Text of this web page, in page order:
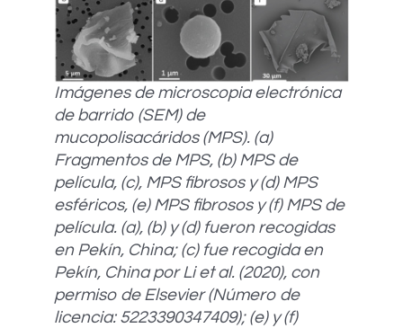
Imágenes de microscopia electrónica
de barrido (SEM) de
mucopolisacáridos (MPS). (a)
Fragmentos de MPS, (b) MPS de
película, (c), MPS fibrosos y (d) MPS
esféricos, (e) MPS fibrosos y (f) MPS de
película. (a), (b) y (d) fueron recogidas
en Pekín, China; (c) fue recogida en
Pekín, China por Li et al. (2020), con
permiso de Elsevier (Número de
licencia: 5223390347409); (e) y (f)